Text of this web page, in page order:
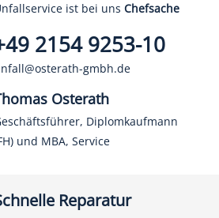
ist bei unsChefsache
2154 9253-10
gmbh.de
Osterath
Diplomkaufmann
und MBA, Service
Reparatur